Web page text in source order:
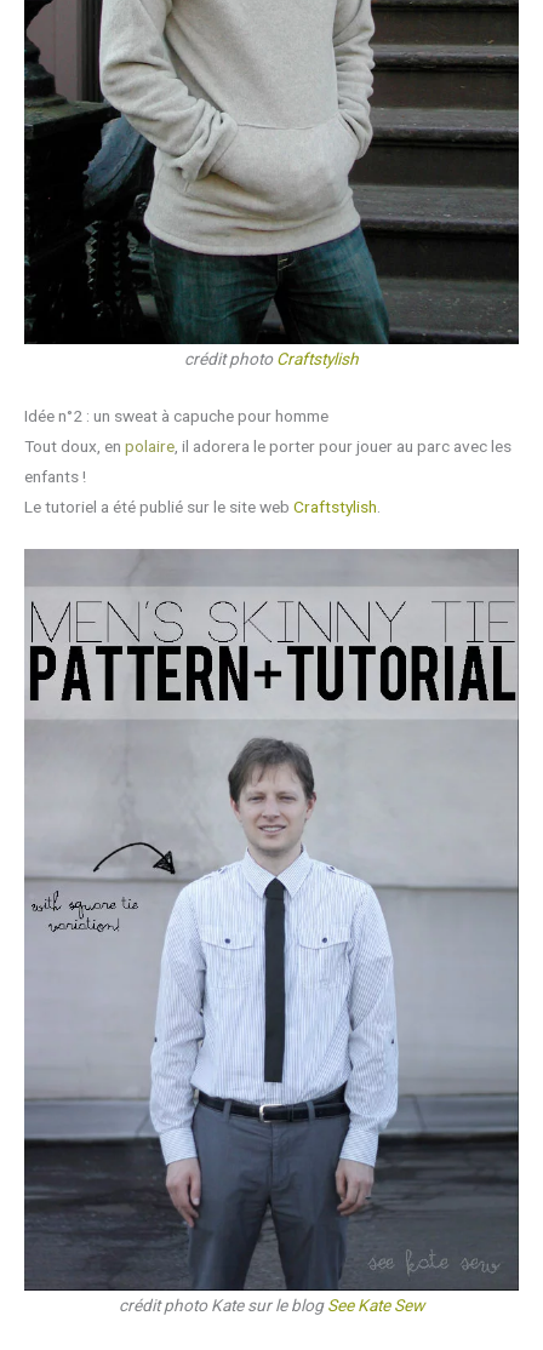
crédit photoCraftstylish
Idée n°2 : un sweat à capuche pour homme
Tout doux, en polaire , il adorera le porter pour jouer au parc avec les
enfants !
Le tutoriel a été publié sur le site web Craftstylish
crédit photo Kate sur le blogSee Kate Sew